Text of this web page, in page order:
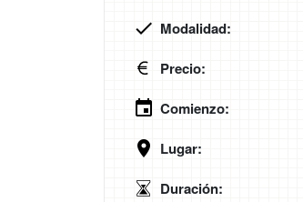
Modalidad:
Precio:
Comienzo:
Lugar:
Duración: